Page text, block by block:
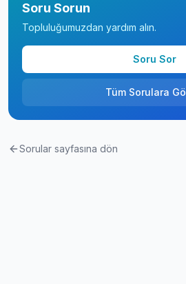
Soru Sorun
Topluluğumuzdan yardım alın.
Soru Sor
Tüm Sorulara
Sorular sayfasına dön